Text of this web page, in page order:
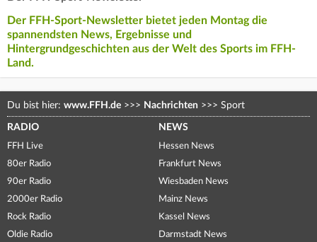
Der FFH-Sport-Newsletter bietet jeden Montag die
spannendsten News, Ergebnisse und
Hintergrundgeschichten aus der Welt des Sports im FFH-
Land.
Du bist hier: www.FFH.de >>> Nachrichten >>> Sport
RADIO
FFH Live
80er Radio
90er Radio
2000er Radio
Rock Radio
Oldie Radio
NEWS
Hessen News
Frankfurt News
Wiesbaden News
Mainz News
Kassel News
Darmstadt News